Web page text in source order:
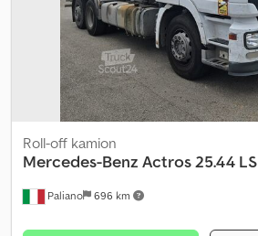
Paliano 696 km
Roll-off kamion
Mercedes-Benz Actros 25.44 LS